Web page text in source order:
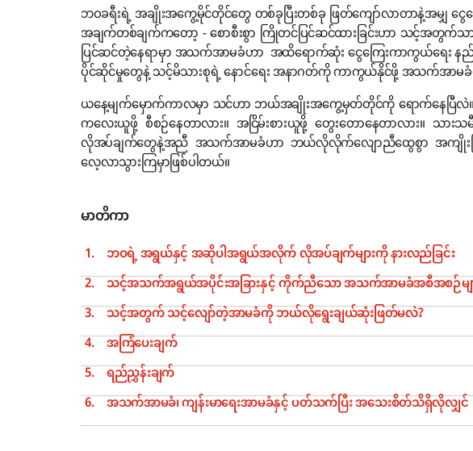
ဘဝခရီးရဲ့ အချိုးအကွေ့မိုင်တိုင်တွေ တစ်ခုပြီးတစ်ခု ဖြတ်ကျော်လာတာနဲ့အမျှ
အချက်တစ်ချက်ကတော့ - စောစီးစွာ ကြိုတင်ပြင်ဆင်ထားခြင်းဟာ သင့်အတွ
ပြင်ဆင်တဲ့နေရာမှာ အသက်အာမခံဟာ အထိရောက်ဆုံး ငွေကြေးကာကွယ်ရေး
ပိုင်ဆိုင်မှုတွေနဲ့ သင့်မိသားစုရဲ့ နောင်ရေး အနာဂတ်ကို ကာကွယ်နိုင်ဖို့ အသက်အာ
ယနေ့မျက်မှောက်ကာလမှာ သင်ဟာ ဘယ်အချိုးအကွေ့မှတ်တိုင်ကို ရောက်နေပြီလဲ။
ကလေးယူဖို့ စီစဉ်နေတာလား။ အငြိမ်းစားယူဖို့ တွေးတောနေတာလား။ သား
လိုအပ်ချက်တွေနဲ့အညီ အသက်အာမခံဟာ ဘယ်လိုလိုက်လျောညီထွေစွာ အကျိုးပ
လေ့လာသွားကြမှာဖြစ်ပါတယ်။
မာတိကာ
ဘဝရဲ့ အရွယ်နှင့် အဆိုပါအရွယ်အလိုက် လိုအပ်ချက်များကို နားလည်ခြင်း
သင့်အသက်အရွယ်အပိုင်းအခြားနှင့် ကိုက်ညီသော အသက်အာမခံအစီအစဉ်မျ
သင့်အတွက် သင့်လျော်တဲ့အာမခံကို ဘယ်လိုရွေးချယ်ဆုံးဖြတ်မလဲ?
အကြံပေးချက်
ရည်ညွှန်းချက်
အသက်အာမခံ၊ ကျန်းမာရေးအာမခံနှင့် ပတ်သက်ပြီး အသေးစိတ်သိရှိလိုလျှင်